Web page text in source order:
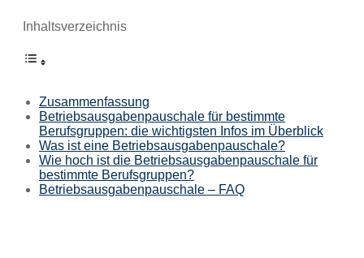
Inhaltsverzeichnis
Zusammenfassung
Betriebsausgabenpauschale für bestimmte
Berufsgruppen: die wichtigsten Infos im Überblick
Was ist eine Betriebsausgabenpauschale?
Wie hoch ist die Betriebsausgabenpauschale für
bestimmte Berufsgruppen?
Betriebsausgabenpauschale – FAQ